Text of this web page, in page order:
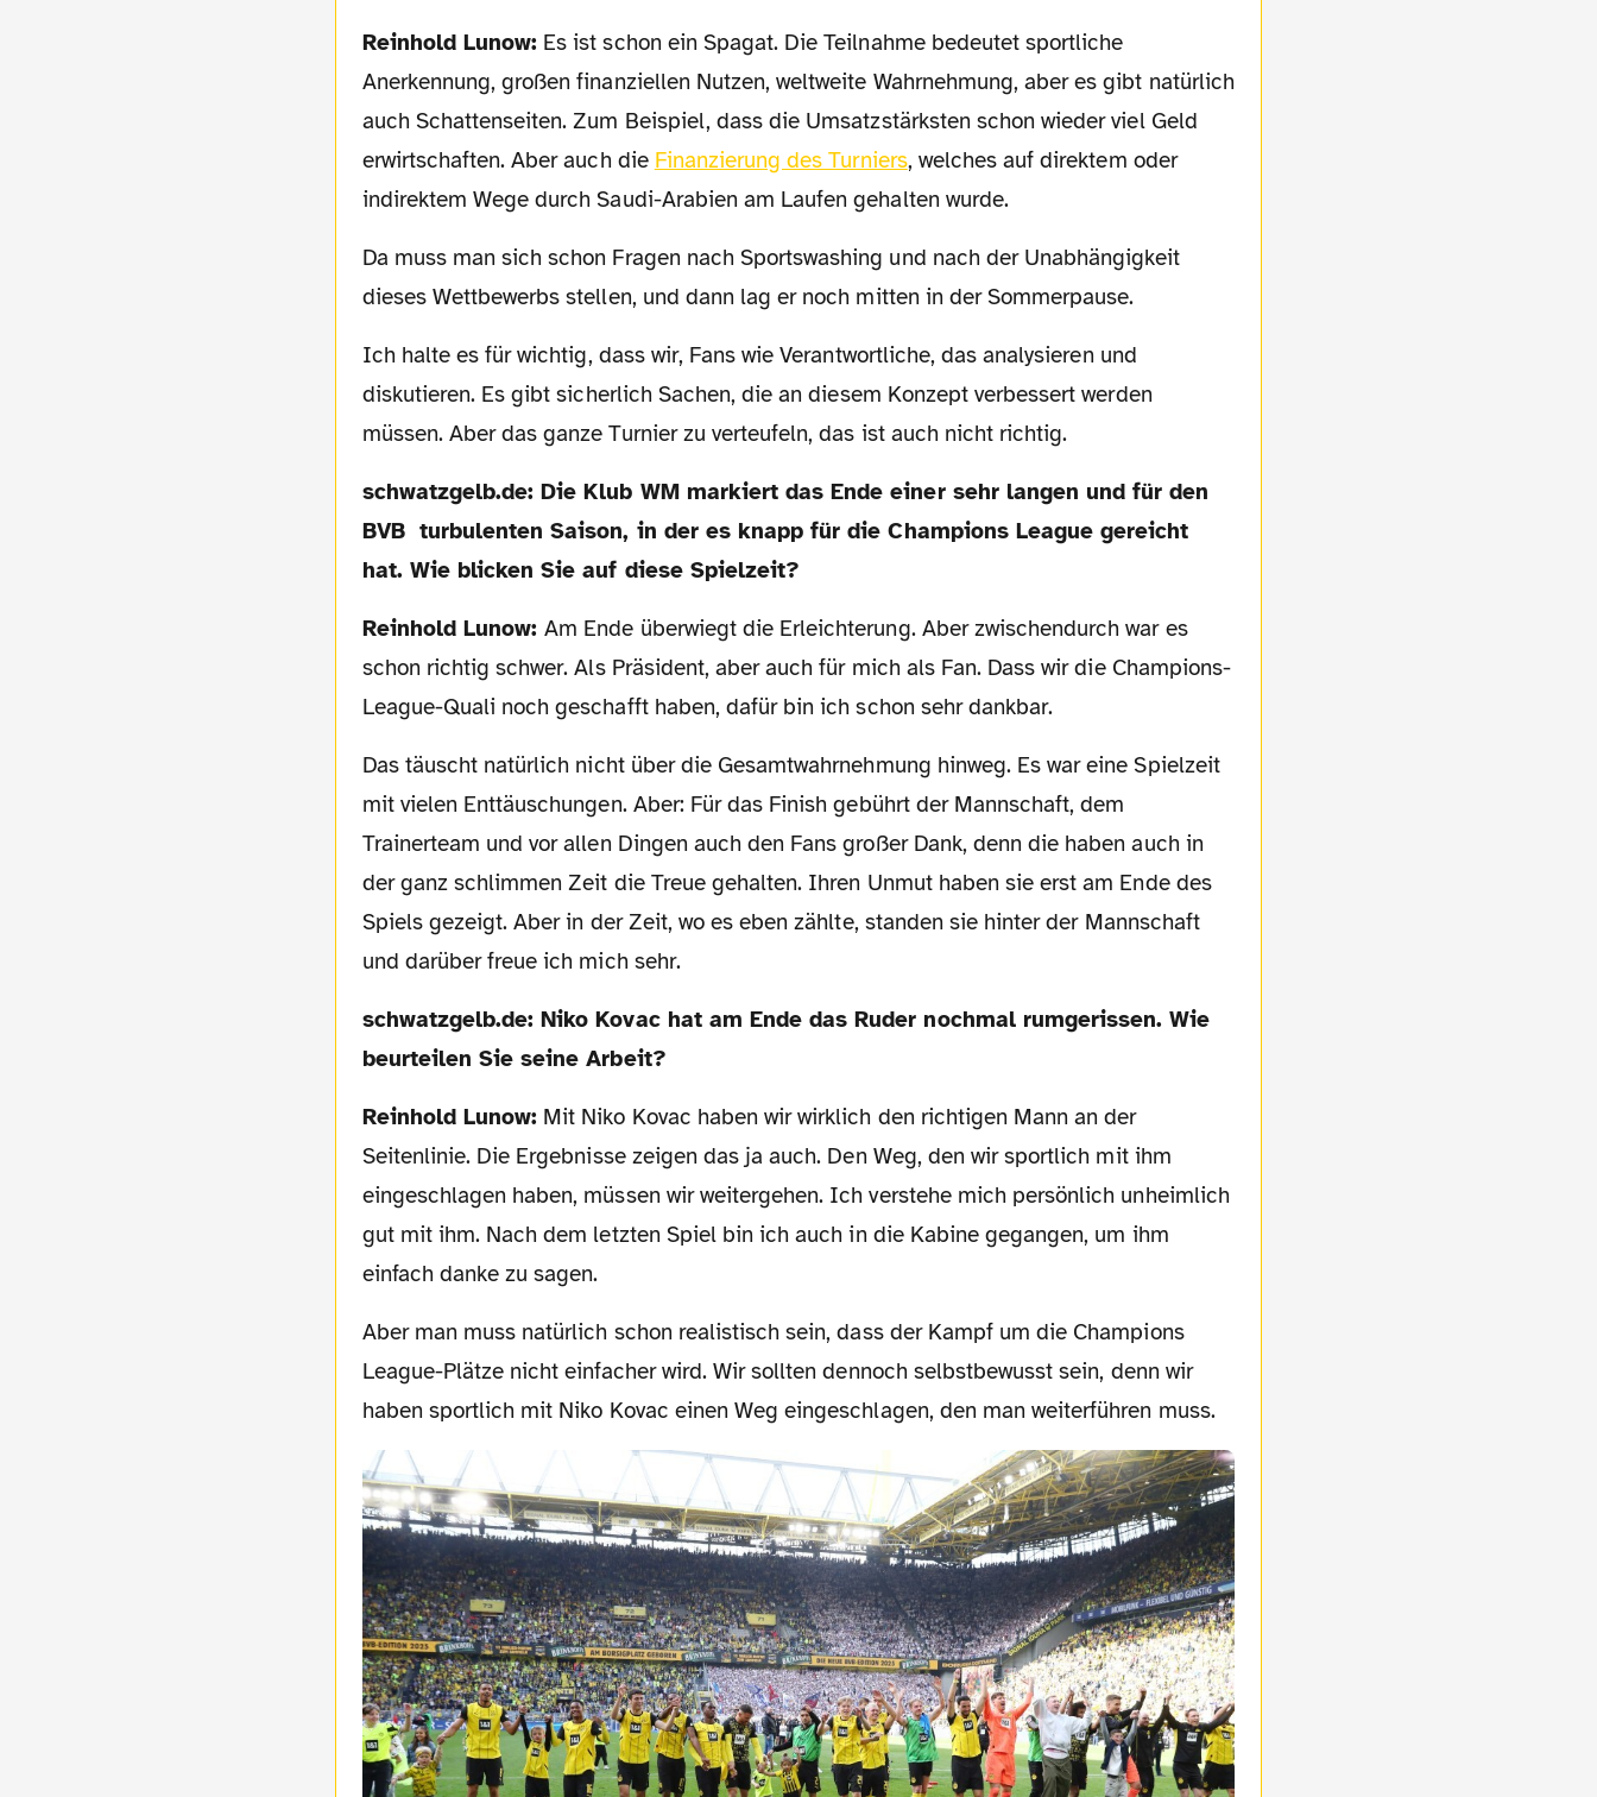
Reinhold Lunow: Es ist schon ein Spagat. Die Teilnahme bedeutet sportliche
Anerkennung, großen finanziellen Nutzen, weltweite Wahrnehmung, aber es gibt natürlich
auch Schattenseiten. Zum Beispiel, dass die Umsatzstärksten schon wieder viel Geld
erwirtschaften. Aber auch die Finanzierung des Turniers, welches auf direktem oder
indirektem Wege durch Saudi-Arabien am Laufen gehalten wurde.
Da muss man sich schon Fragen nach Sportswashing und nach der Unabhängigkeit
dieses Wettbewerbs stellen, und dann lag er noch mitten in der Sommerpause.
Ich halte es für wichtig, dass wir, Fans wie Verantwortliche, das analysieren und
diskutieren. Es gibt sicherlich Sachen, die an diesem Konzept verbessert werden
müssen. Aber das ganze Turnier zu verteufeln, das ist auch nicht richtig.
schwatzgelb.de: Die Klub WM markiert das Ende einer sehr langen und für den
BVB turbulenten Saison, in der es knapp für die Champions League gereicht
hat. Wie blicken Sie auf diese Spielzeit?
Reinhold Lunow:Am Ende überwiegt die Erleichterung. Aber zwischendurch war es
schon richtig schwer. Als Präsident, aber auch für mich als Fan. Dass wir die Champions-
League-Quali noch geschafft haben, dafür bin ich schon sehr dankbar.
Das täuscht natürlich nicht über die Gesamtwahrnehmung hinweg. Es war eine Spielzeit
mit vielen Enttäuschungen. Aber: Für das Finish gebührt der Mannschaft, dem
Trainerteam und vor allen Dingen auch den Fans großer Dank, denn die haben auch in
der ganz schlimmen Zeit die Treue gehalten. Ihren Unmut haben sie erst am Ende des
Spiels gezeigt. Aber in der Zeit, wo es eben zählte, standen sie hinter der Mannschaft
und darüber freue ich mich sehr.
schwatzgelb.de: Niko Kovac hat am Ende das Ruder nochmal rumgerissen. Wie
beurteilen Sie seine Arbeit?
Reinhold Lunow: Mit Niko Kovac haben wir wirklich den richtigen Mann an der
Seitenlinie. Die Ergebnisse zeigen das ja auch. Den Weg, den wir sportlich mit ihm
eingeschlagen haben, müssen wir weitergehen. Ich verstehe mich persönlich unheimlich
gut mit ihm. Nach dem letzten Spiel bin ich auch in die Kabine gegangen, um ihm
einfach danke zu sagen.
Aber man muss natürlich schon realistisch sein, dass der Kampf um die Champions
League-Plätze nicht einfacher wird. Wir sollten dennoch selbstbewusst sein, denn wir
haben sportlich mit Niko Kovac einen Weg eingeschlagen, den man weiterführen muss.